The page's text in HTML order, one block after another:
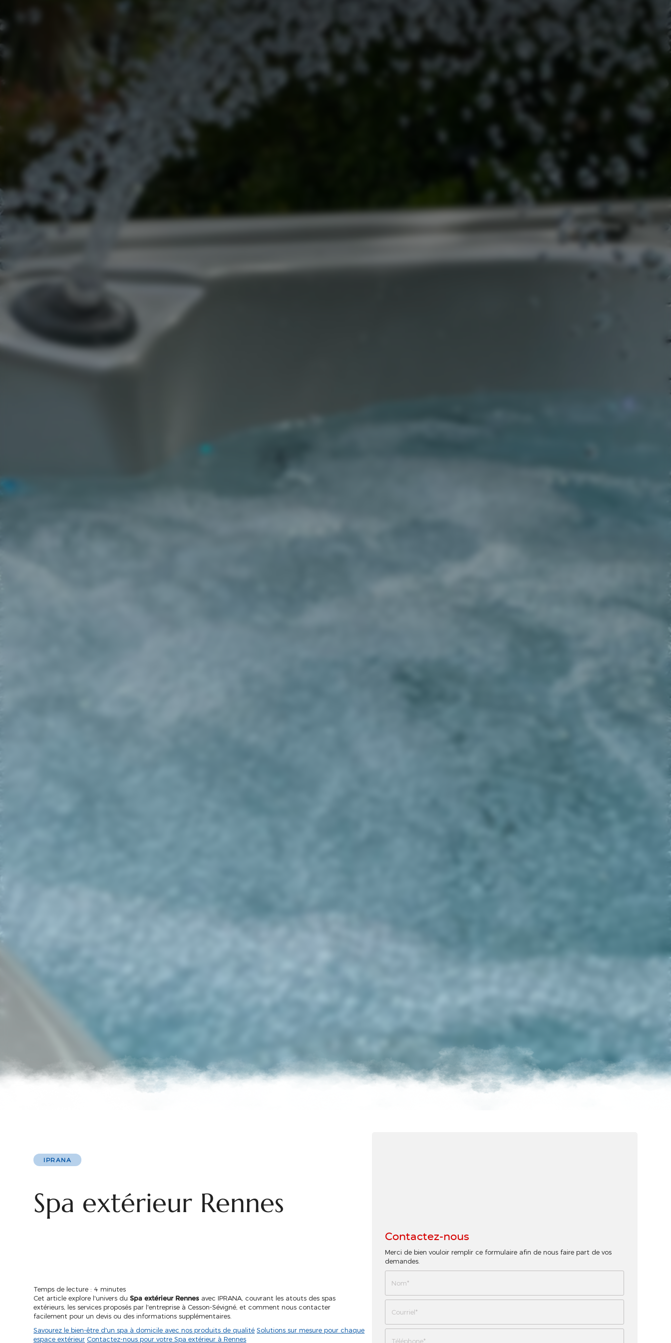
IPRANA
Spa extérieur Rennes
Temps de lecture : 4 minutes
Cet article explore l'univers duSpa extérieur Rennes avec IPRANA, couvrant les atouts des spas
extérieurs, les services proposés par l'entreprise à Cesson-Sévigné, et comment nous contacter
facilement pour un devis ou des informations supplémentaires.
Savourez le bien-être d'un spa à domicile avec nos produits de qualité Solutions sur mesure pour chaque
espace extérieur Contactez-nous pour votre Spa extérieur à Rennes
Contactez-nous
Merci de bien vouloir remplir ce formulaire afin de nous faire part de vos
demandes.